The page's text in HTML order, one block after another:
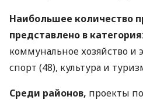
Наибольшее количество
представлено ​​в
коммунальное хозяйство и
спорт (48), культура и
Среди районов, проекты